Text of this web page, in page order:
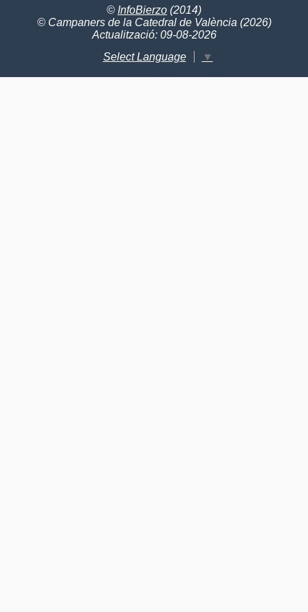
© InfoBierzo (2014)
© Campaners de la Catedral de València (2026)
Actualització: 09-08-2026
Select Language
▼